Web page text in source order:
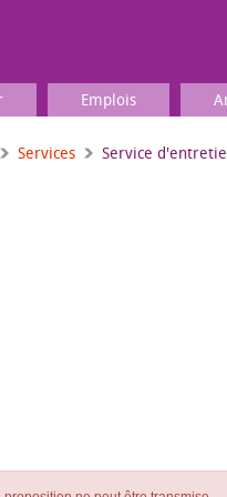
Emplois
Services Service